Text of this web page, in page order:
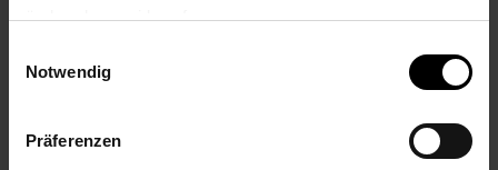
ändern bzw. widerrufen.
Notwendig
Präferenzen
Tischplatte: Braun
Durch die präzise Arbeit von Hand ist jeder Tisch ein